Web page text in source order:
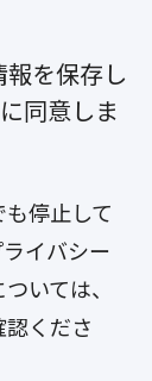
を保存し
同意しま
停止して
イバシー
いては、
認くださ